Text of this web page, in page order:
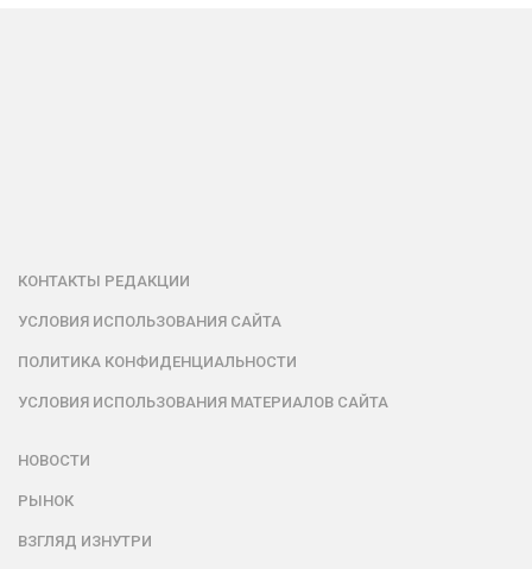
КОНТАКТЫ РЕДАКЦИИ
УСЛОВИЯ ИСПОЛЬЗОВАНИЯ САЙТА
ПОЛИТИКА КОНФИДЕНЦИАЛЬНОСТИ
УСЛОВИЯ ИСПОЛЬЗОВАНИЯ МАТЕРИАЛОВ САЙТА
НОВОСТИ
РЫНОК
ВЗГЛЯД ИЗНУТРИ